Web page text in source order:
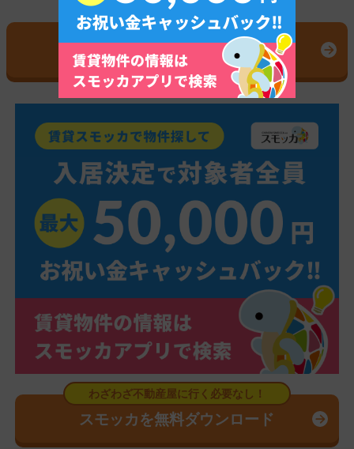
今なら最大112,000円キャッシュバック！
GMOとくとくBB光公式サイト
スモッカを無料ダウンロード